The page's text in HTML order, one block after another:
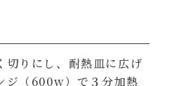
ト
切りにし、耐熱皿に広げ
ジ（600w）で３分加熱